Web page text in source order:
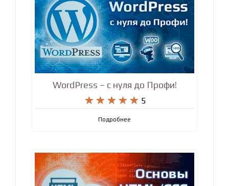
WordPress – с нуля до Профи!
    
     5
Подробнее